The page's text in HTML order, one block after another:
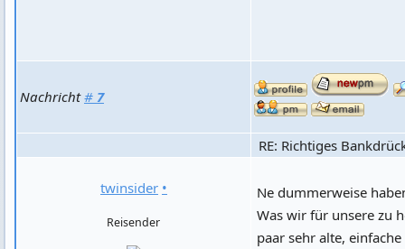
Nachricht# 7
RE: Richtiges
twinsider •
Reisender
Ne dummerweise
Was wir für unsere zu
paar sehr alte,